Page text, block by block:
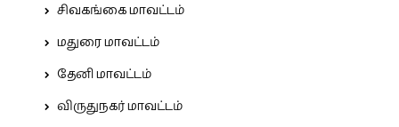
சிவகங்கை மாவட்டம்
மதுரை மாவட்டம்
தேனி மாவட்டம்
விருதுநகர் மாவட்டம்